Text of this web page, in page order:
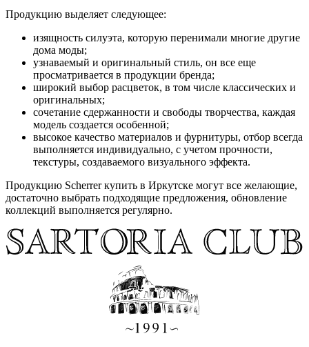
Продукцию выделяет следующее:
изящность силуэта, которую перенимали многие другие
дома моды;
узнаваемый и оригинальный стиль, он все еще
просматривается в продукции бренда;
широкий выбор расцветок, в том числе классических и
оригинальных;
сочетание сдержанности и свободы творчества, каждая
модель создается особенной;
высокое качество материалов и фурнитуры, отбор всегда
выполняется индивидуально, с учетом прочности,
текстуры, создаваемого визуального эффекта.
Продукцию Scherrer купить в Иркутске могут все желающие,
достаточно выбрать подходящие предложения, обновление
коллекций выполняется регулярно.